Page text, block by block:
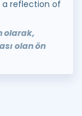
a reflection of
olarak,
olan ön